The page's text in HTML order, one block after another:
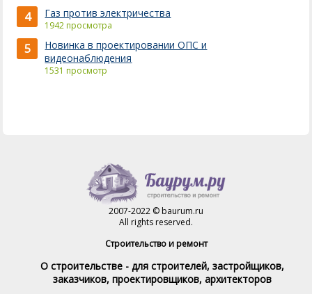
4 Газ против электричества
1942 просмотра
5
Новинка в проектировании ОПС и
видеонаблюдения
1531 просмотр
2007-2022 © baurum.ru
All rights reserved.
Строительство и ремонт
О строительстве - для строителей, застройщиков,
заказчиков, проектировщиков, архитекторов